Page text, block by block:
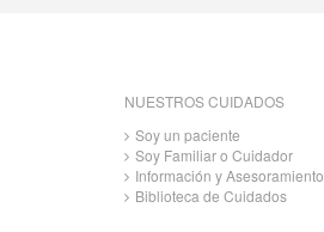
NUESTROS CUIDADOS
Soy un paciente
Soy Familiar o Cuidador
Información y Asesoramiento
Biblioteca de Cuidados